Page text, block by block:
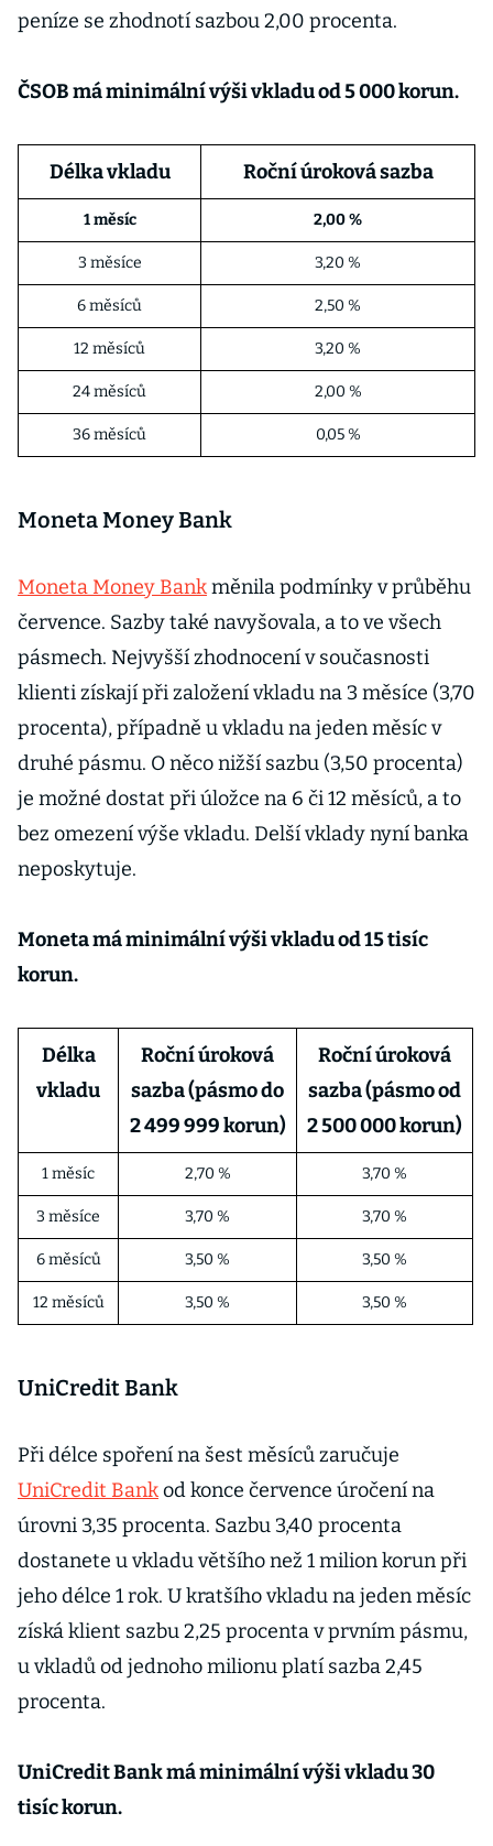
peníze se zhodnotí sazbou 2,00 procenta.
ČSOB má minimální výši vkladu od 5 000 korun.
Délka vkladu Roční úroková sazba
1 měsíc 2,00 %
3 měsíce 3,20 %
6 měsíců 2,50 %
12 měsíců 3,20 %
24 měsíců 2,00 %
36 měsíců 0,05 %
Moneta Money Bank
Moneta Money Bankměnila podmínky v průběhu
července. Sazby také navyšovala, a to ve všech
pásmech. Nejvyšší zhodnocení v současnosti
klienti získají při založení vkladu na 3 měsíce (3,70
procenta), případně u vkladu na jeden měsíc v
druhé pásmu. O něco nižší sazbu (3,50 procenta)
je možné dostat při úložce na 6 či 12 měsíců, a to
bez omezení výše vkladu. Delší vklady nyní banka
neposkytuje.
Moneta má minimální výši vkladu od 15 tisíc
korun.
Délka
vkladu
Roční úroková
sazba (pásmo do
2 499 999 korun)
Roční úroková
sazba (pásmo od
2 500 000 korun)
1 měsíc 2,70 % 3,70 %
3 měsíce 3,70 % 3,70 %
6 měsíců 3,50 % 3,50 %
12 měsíců 3,50 % 3,50 %
UniCredit Bank
Při délce spoření na šest měsíců zaručuje
UniCredit Bankod konce července úročení na
úrovni 3,35 procenta. Sazbu 3,40 procenta
dostanete u vkladu většího než 1 milion korun při
jeho délce 1 rok. U kratšího vkladu na jeden měsíc
získá klient sazbu 2,25 procenta v prvním pásmu,
u vkladů od jednoho milionu platí sazba 2,45
procenta.
UniCredit Bank má minimální výši vkladu 30
tisíc korun.